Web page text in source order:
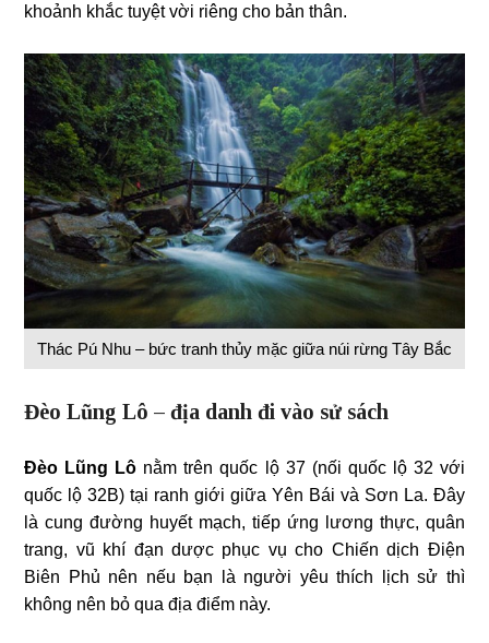
khoảnh khắc tuyệt vời riêng cho bản thân.
Thác Pú Nhu – bức tranh thủy mặc giữa núi rừng Tây Bắc
Đèo Lũng Lô – địa danh đi vào sử sách
Đèo Lũng Lô nằm trên quốc lộ 37 (nối quốc lộ 32 với
quốc lộ 32B) tại ranh giới giữa Yên Bái và Sơn La. Đây
là cung đường huyết mạch, tiếp ứng lương thực, quân
trang, vũ khí đạn dược phục vụ cho Chiến dịch Điện
Biên Phủ nên nếu bạn là người yêu thích lịch sử thì
không nên bỏ qua địa điểm này.